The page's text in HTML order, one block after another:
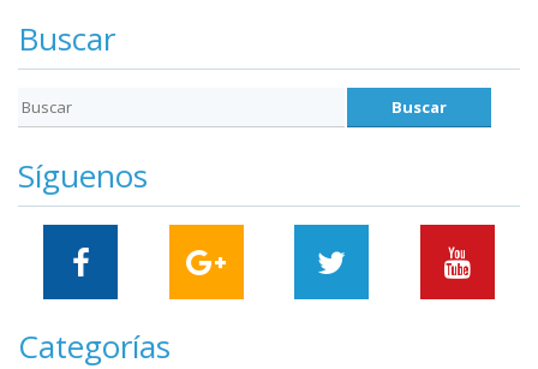
Buscar
Síguenos
Categorías